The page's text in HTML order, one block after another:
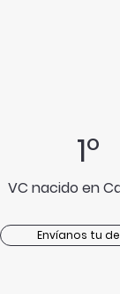
1º
VC nacido en
Envíanos tu